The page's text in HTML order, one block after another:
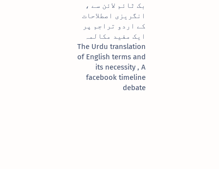
بک ٹائم لائن سے ،
انگریزی اصطلاحات
کے اردو تراجم پر
ایک مفید مکالمہ
The Urdu translation
of English terms and
its necessity , A
facebook timeline
debate